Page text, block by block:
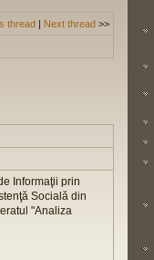
thread | Next thread >>
Informaţii prin
Socială din
"Analiza